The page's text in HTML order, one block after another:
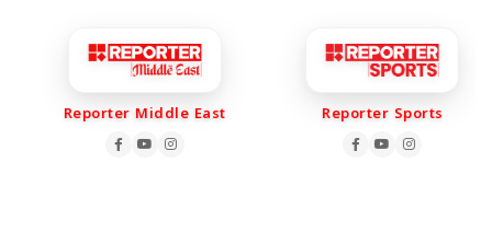
Reporter Middle East Reporter Sports